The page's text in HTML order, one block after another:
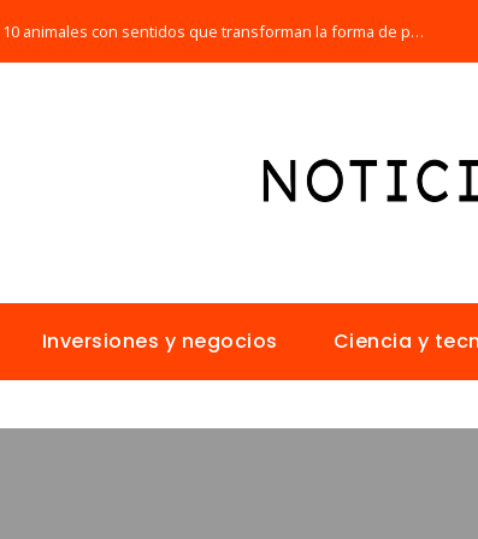
Los 10 animales con sentidos que transforman la forma de percibir el mundo
Inversiones y negocios Ciencia y